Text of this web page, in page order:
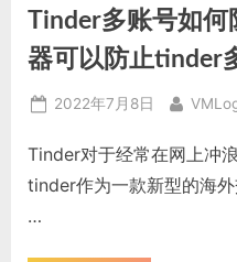
Tinder多账号如何
器可以防止tinder
Posted
2022年7月8日 By
Tinder对于经常在网上冲
tinder作为一款新型的海
…